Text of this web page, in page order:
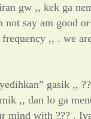
gw ,, kek ga
not say am good
,, . we
gasik ,,
,, dan lo ga
mind with ??? .